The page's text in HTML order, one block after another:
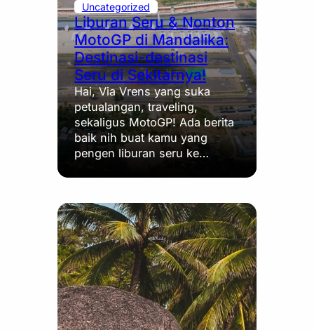
Uncategorized
Liburan Seru & Nonton
MotoGP di Mandalika:
Destinasi-destinasi
Seru di Sekitarnya!
Hai, Via Vrens yang suka
petualangan, traveling,
sekaligus MotoGP! Ada berita
baik nih buat kamu yang
pengen liburan seru ke…